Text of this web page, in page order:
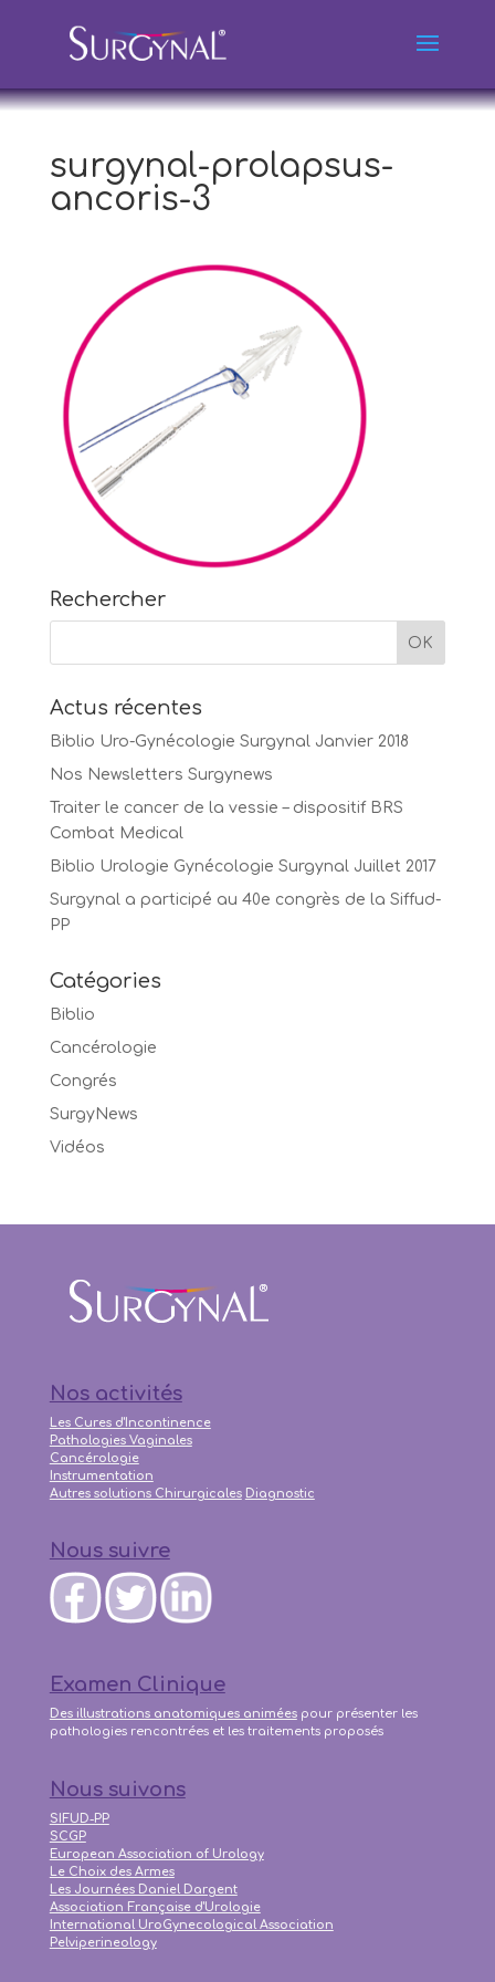
surgynal-prolapsus-
ancoris-3
Rechercher
Actus récentes
Biblio Uro-Gynécologie Surgynal Janvier 2018
Nos Newsletters Surgynews
Traiter le cancer de la vessie – dispositif BRS
Combat Medical
Biblio Urologie Gynécologie Surgynal Juillet 2017
Surgynal a participé au 40e congrès de la Siffud-
PP
Catégories
Biblio
Cancérologie
Congrés
SurgyNews
Vidéos
Nos activités
Les Cures d'Incontinence
Pathologies Vaginales
Cancérologie
Instrumentation
Autres solutions Chirurgicales Diagnostic
Nous suivre
Examen Clinique
Des illustrations anatomiques animéespour présenter les
pathologies rencontrées et les traitements proposés
Nous suivons
SIFUD-PP
SCGP
European Association of Urology
Le Choix des Armes
Les Journées Daniel Dargent
Association Française d'Urologie
International UroGynecological Association
Pelviperineology